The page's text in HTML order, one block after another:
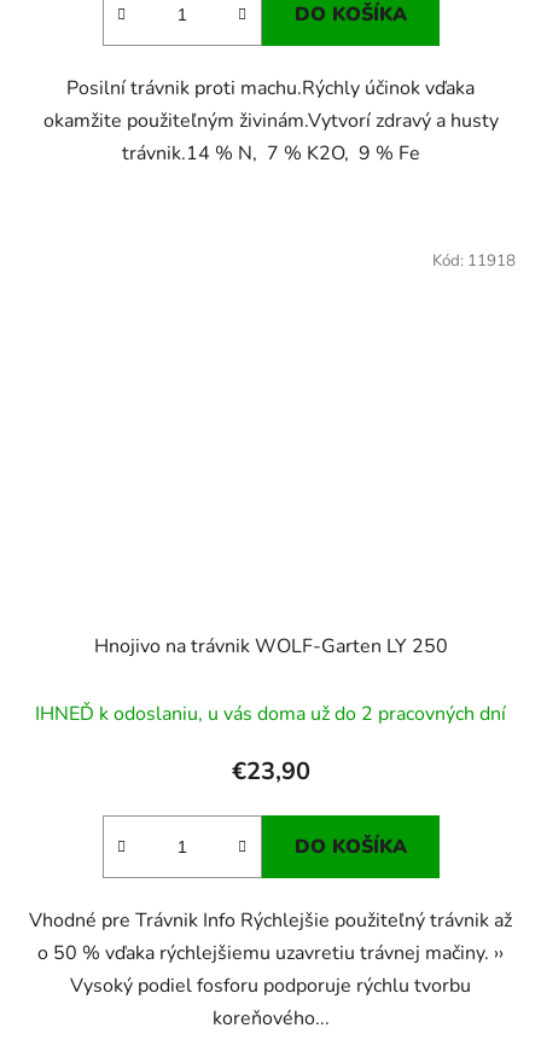
DO KOŠÍKA
Posilní trávnik proti machu.Rýchly účinok vďaka
okamžite použiteľným živinám.Vytvorí zdravý a husty
trávnik.14 % N, 7 % K2O, 9 % Fe
Hnojivo na trávnik WOLF-Garten LY 250
IHNEĎ k odoslaniu, u vás doma už do 2 pracovných dní
€23,90
DO KOŠÍKA
Vhodné pre Trávnik Info Rýchlejšie použiteľný trávnik až
o 50 % vďaka rýchlejšiemu uzavretiu trávnej mačiny. ››
Vysoký podiel fosforu podporuje rýchlu tvorbu
koreňového...
Kód: 11918